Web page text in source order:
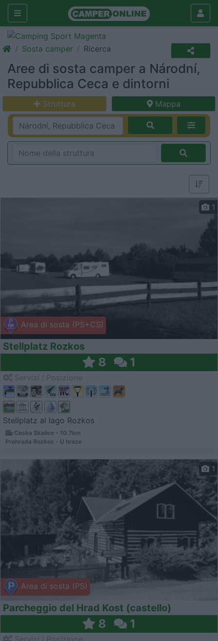
Sosta camper Ricerca
Aree di sosta camper a Národní,
Repubblica Ceca e dintorni
Struttura Mappa
Area di sosta (PS+CS)
1
Stellplatz Rozkos
8 1
Stellplatz al lago Rozkos
Ceska Skalice - 10.7km
Prehrada Rozkos - U hraze
Area di sosta (PS)
1
Parcheggio del Hrad Kost (castello)
8 1